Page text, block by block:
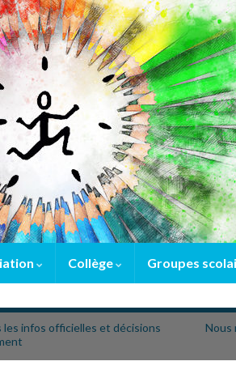
Collège Groupes
infos officielles et décisions
Nous